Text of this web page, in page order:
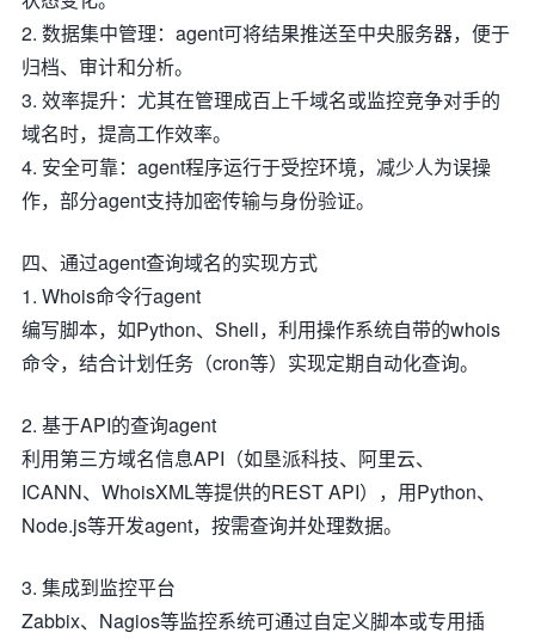
2. 数据集中管理：agent可将结果推送至中央服务器，便于
归档、审计和分析。
3. 效率提升：尤其在管理成百上千域名或监控竞争对手的
域名时，提高工作效率。
4. 安全可靠：agent程序运行于受控环境，减少人为误操
作，部分agent支持加密传输与身份验证。
四、通过agent查询域名的实现方式
1. Whois命令行agent
编写脚本，如Python、Shell，利用操作系统自带的whois
命令，结合计划任务（cron等）实现定期自动化查询。
2. 基于API的查询agent
利用第三方域名信息API（如垦派科技、阿里云、
ICANN、WhoisXML等提供的REST API），用Python、
Node.js等开发agent，按需查询并处理数据。
3. 集成到监控平台
Zabbix、Nagios等监控系统可通过自定义脚本或专用插